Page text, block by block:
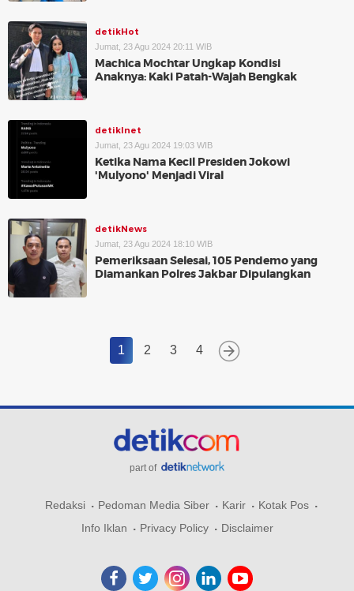
detikHot
Jumat, 23 Agu 2024 20:11 WIB
Machica Mochtar Ungkap Kondisi
Anaknya: Kaki Patah-Wajah Bengkak
detikInet
Jumat, 23 Agu 2024 19:03 WIB
Ketika Nama Kecil Presiden Jokowi
'Mulyono' Menjadi Viral
detikNews
Jumat, 23 Agu 2024 18:10 WIB
Pemeriksaan Selesai, 105 Pendemo yang
Diamankan Polres Jakbar Dipulangkan
1 2 3 4
part of
Redaksi Pedoman Media Siber Karir
Kotak Pos
Info Iklan
Privacy Policy Disclaimer